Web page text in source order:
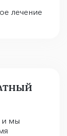
лечение
и мы